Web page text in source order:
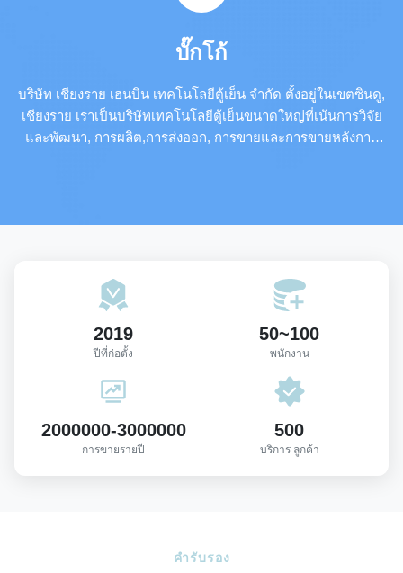
บั๊กโก้
บริษัท เชียงราย เฮนบิน เทคโนโลยีตู้เย็น จํากัด ตั้งอยู่ในเขตซินดู,
เชียงราย เราเป็นบริษัทเทคโนโลยีตู้เย็นขนาดใหญ่ที่เน้นการวิจัย
และพัฒนา, การผลิต,การส่งออก, การขายและการขายหลังการ
2019
ปีที่ก่อตั้ง
50~100
พนักงาน
2000000-3000000
การขายรายปี
500
บริการ ลูกค้า
คำรับรอง